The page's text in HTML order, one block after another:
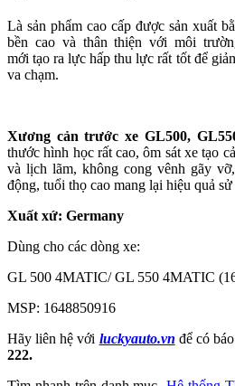
Là sản phẩm cao cấp được sản xuất
bền cao và thân thiện với môi
mới tạo ra lực hấp thu lực rất tốt để
va chạm.
Xương cản trước xe GL500,
thước hình học rất cao, ôm sát xe tạo
và lịch lãm, không cong vênh gãy
động, tuổi thọ cao mang lại hiệu quả
Xuất xứ: Germany
Dùng cho các dòng xe:
GL 500 4MATIC/ GL 550 4MATIC
MSP: 1648850916
Hãy liên hệ với luckyauto.vn để có
222.